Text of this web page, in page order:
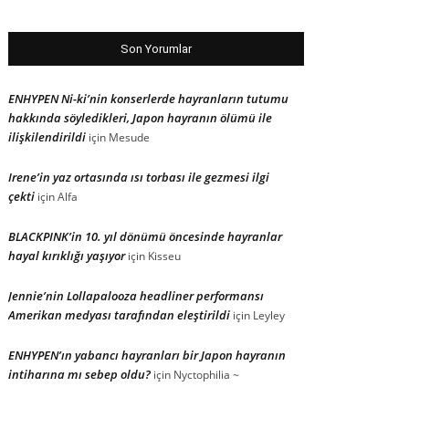
Son Yorumlar
ENHYPEN Ni-ki’nin konserlerde hayranların tutumu
hakkında söyledikleri, Japon hayranın ölümü ile
ilişkilendirildi için Mesude
Irene’in yaz ortasında ısı torbası ile gezmesi ilgi
çekti içinAlfa
BLACKPINK’in 10. yıl dönümü öncesinde hayranlar
hayal kırıklığı yaşıyoriçin Kisseu
Jennie’nin Lollapalooza headliner performansı
Amerikan medyası tarafından eleştirildi için Leyley
ENHYPEN’ın yabancı hayranları bir Japon hayranın
intiharına mı sebep oldu? için Nyctophilia ~